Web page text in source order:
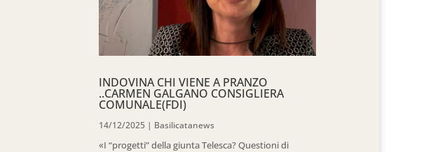
INDOVINA CHI VIENE A PRANZO
..CARMEN GALGANO CONSIGLIERA
COMUNALE(FDI)
14/12/2025 | Basilicatanews
«I “progetti” della giunta Telesca? Questioni di